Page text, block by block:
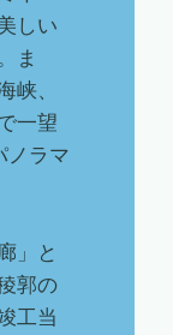
しい
ま
峡、
一望
ノラマ
」と
郭の
工当